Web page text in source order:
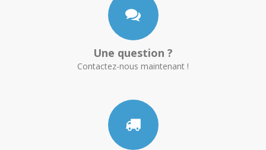
Une question ?
Contactez-nous maintenant !